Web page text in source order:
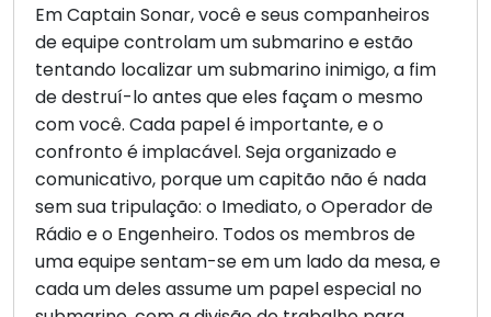
Em Captain Sonar, você e seus companheiros
de equipe controlam um submarino e estão
tentando localizar um submarino inimigo, a fim
de destruí-lo antes que eles façam o mesmo
com você. Cada papel é importante, e o
confronto é implacável. Seja organizado e
comunicativo, porque um capitão não é nada
sem sua tripulação: o Imediato, o Operador de
Rádio e o Engenheiro. Todos os membros de
uma equipe sentam-se em um lado da mesa, e
cada um deles assume um papel especial no